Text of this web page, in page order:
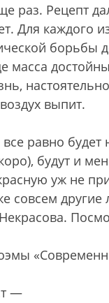
раз. Рецепт
Для каждого
борьбы
масса
выпит.
равно
будут и
уж не
совсем
—